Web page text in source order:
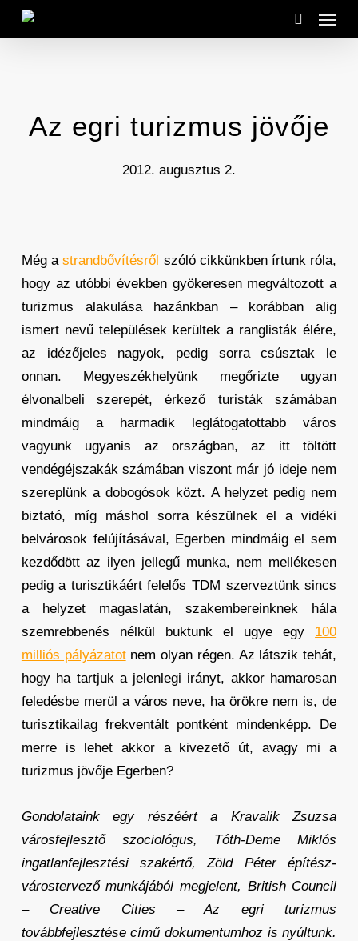
Skip
search
Menu
Az egri turizmus jövője
2012. augusztus 2.
Még astrandbővítésről szóló cikkünkben írtunk róla,
hogy az utóbbi években gyökeresen megváltozott a
turizmus alakulása hazánkban – korábban alig
ismert nevű települések kerültek a ranglisták élére,
az idézőjeles nagyok, pedig sorra csúsztak le
onnan. Megyeszékhelyünk megőrizte ugyan
élvonalbeli szerepét, érkező turisták számában
mindmáig a harmadik leglátogatottabb város
vagyunk ugyanis az országban, az itt töltött
vendégéjszakák számában viszont már jó ideje nem
szereplünk a dobogósok közt. A helyzet pedig nem
biztató, míg máshol sorra készülnek el a vidéki
belvárosok felújításával, Egerben mindmáig el sem
kezdődött az ilyen jellegű munka, nem mellékesen
pedig a turisztikáért felelős TDM szerveztünk sincs
a helyzet magaslatán, szakembereinknek hála
szemrebbenés nélkül buktunk el ugye egy 100
milliós pályázatotnem olyan régen. Az látszik tehát,
hogy ha tartjuk a jelenlegi irányt, akkor hamarosan
feledésbe merül a város neve, ha örökre nem is, de
turisztikailag frekventált pontként mindenképp. De
merre is lehet akkor a kivezető út, avagy mi a
turizmus jövője Egerben?
Gondolataink egy részéért a Kravalik Zsuzsa
városfejlesztő szociológus, Tóth-Deme Miklós
ingatlanfejlesztési szakértő, Zöld Péter építész-
várostervező munkájából megjelent, British Council
– Creative Cities – Az egri turizmus
továbbfejlesztése című dokumentumhoz is nyúltunk.